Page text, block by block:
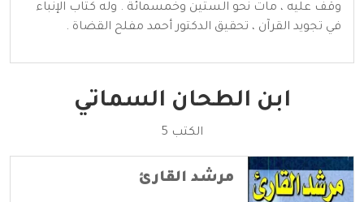
وقف عليه ، مات نحو الستين وخمسمائة . وله كتاب الإنباء
في تجويد القرآن ، تحقيق الدكتور أحمد مفلح القضاة .
ابن الطحان السماتي
الكتب 5
مرشد القارئ